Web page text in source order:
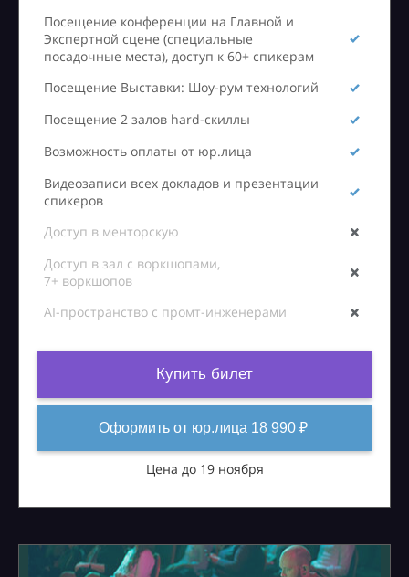
Посещение конференции на Главной и
Экспертной сцене (специальные
посадочные места), доступ к 60+ спикерам
Посещение Выставки: Шоу-рум технологий
Посещение 2 залов hard-скиллы
Возможность оплаты от юр.лица
Видеозаписи всех докладов и презентации
спикеров
Доступ в менторскую
Доступ в зал с воркшопами,
7+ воркшопов
AI-пространство с промт-инженерами
Купить билет
Оформить от юр.лица 18 990 ₽
Цена до 19 ноября